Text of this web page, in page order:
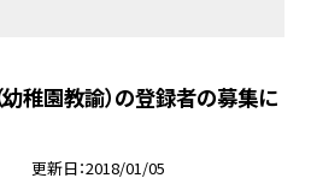
稚園教諭）の登録者の募集に
更新日 2018/01/05